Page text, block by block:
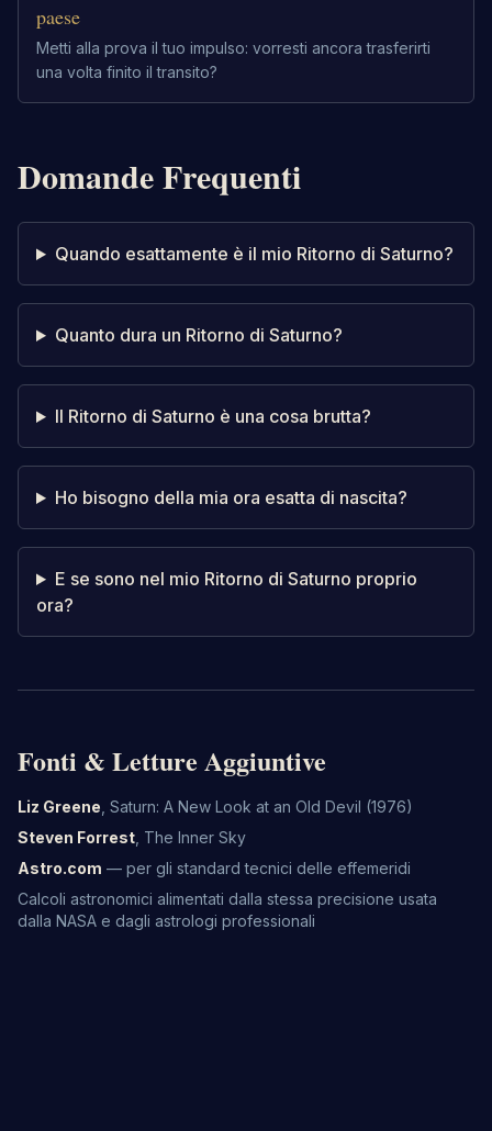
paese
Metti alla prova il tuo impulso: vorresti ancora trasferirti
una volta finito il transito?
Domande Frequenti
Quando esattamente è il mio Ritorno di Saturno?
Quanto dura un Ritorno di Saturno?
Il Ritorno di Saturno è una cosa brutta?
Ho bisogno della mia ora esatta di nascita?
E se sono nel mio Ritorno di Saturno proprio
ora?
Fonti & Letture Aggiuntive
Liz Greene Saturn: A New Look at an Old Devil (1976)
Steven Forrest The Inner Sky
Astro.com — per gli standard tecnici delle effemeridi
Calcoli astronomici alimentati dalla stessa precisione usata
dalla NASA e dagli astrologi professionali